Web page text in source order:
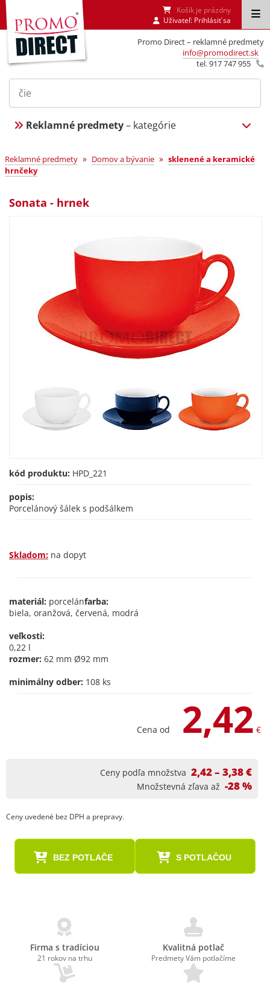
Promo Direct – reklamné predmety
info@promodirect.sk
tel. 917 747 955
Košík je prázdny
Uživateľ: Prihlásiť sa
Reklamné predmety– kategórie
Reklamné predmety » Domov a bývanie » sklenené a keramické
hrnčeky
Sonata - hrnek
kód produktu: HPD_221
popis:
Porcelánový šálek s podšálkem
Skladom: na dopyt
materiál: porcelánfarba:
biela, oranžová, červená, modrá
veľkosti:
0,22 l
rozmer: 62 mm Ø92 mm
minimálny odber: 108 ks
Cena od 2,42 €
Ceny podľa množstva 2,42 – 3,38 €
Množstevná zľava až -28 %
Ceny uvedené bez DPH a prepravy.
BEZ POTLAČE S POTLAČOU
Firma s tradíciou
21 rokov na trhu
Kvalitná potlač
Predmety Vám potlačíme